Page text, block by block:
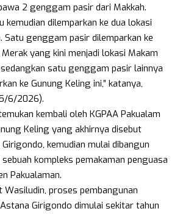
2 genggam pasir dari Makkah.
kemudian dilemparkan ke dua lokasi
Satu genggam pasir dilemparkan ke
yang kini menjadi lokasi Makam
satu genggam pasir lainnya
ke Gunung Keling ini,” katanya,
6/2026).
kembali oleh KGPAA Pakualam
Keling yang akhirnya disebut
kemudian mulai dibangun
kompleks pemakaman penguasa
Pakualaman.
Wasiludin, proses pembangunan
Girigondo dimulai sekitar tahun